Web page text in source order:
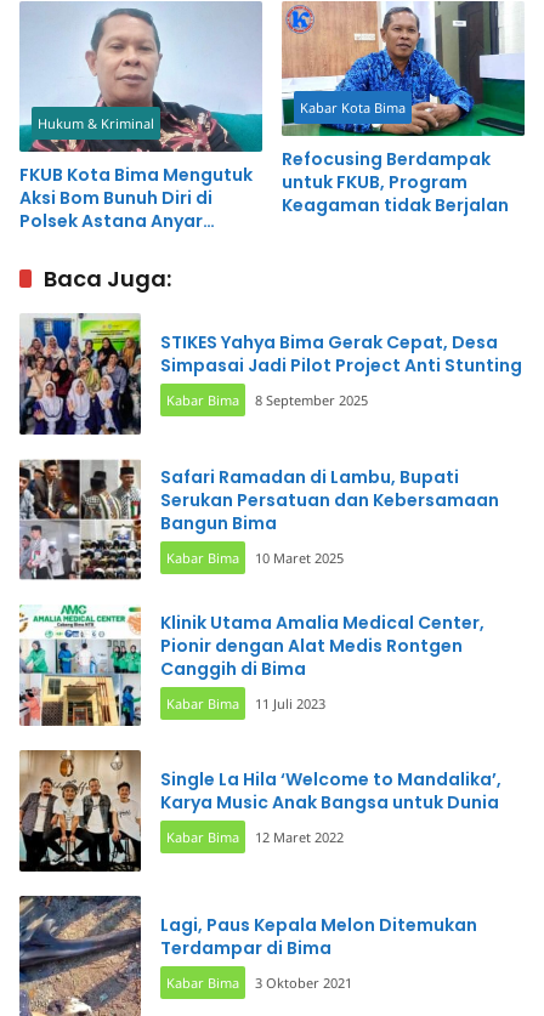
Hukum & Kriminal
FKUB Kota Bima Mengutuk
Aksi Bom Bunuh Diri di
Polsek Astana Anyar
Kabar Kota Bima
Refocusing Berdampak
untuk FKUB, Program
Keagaman tidak Berjalan
Baca Juga:
STIKES Yahya Bima Gerak Cepat, Desa
Simpasai Jadi Pilot Project Anti Stunting
Kabar Bima 8 September 2025
Safari Ramadan di Lambu, Bupati
Serukan Persatuan dan Kebersamaan
Bangun Bima
Kabar Bima 10 Maret 2025
Klinik Utama Amalia Medical Center,
Pionir dengan Alat Medis Rontgen
Canggih di Bima
Kabar Bima 11 Juli 2023
Single La Hila ‘Welcome to Mandalika’,
Karya Music Anak Bangsa untuk Dunia
Kabar Bima 12 Maret 2022
Lagi, Paus Kepala Melon Ditemukan
Terdampar di Bima
Kabar Bima 3 Oktober 2021